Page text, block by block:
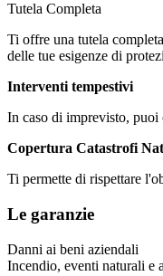
Tutela Completa
Ti offre una tutela
delle tue esigenze di
Interventi tempestivi
In caso di imprevisto, puoi
Copertura Catastrofi
Ti permette di rispettare
Le garanzie
Danni ai beni aziendali
Incendio, eventi naturali e